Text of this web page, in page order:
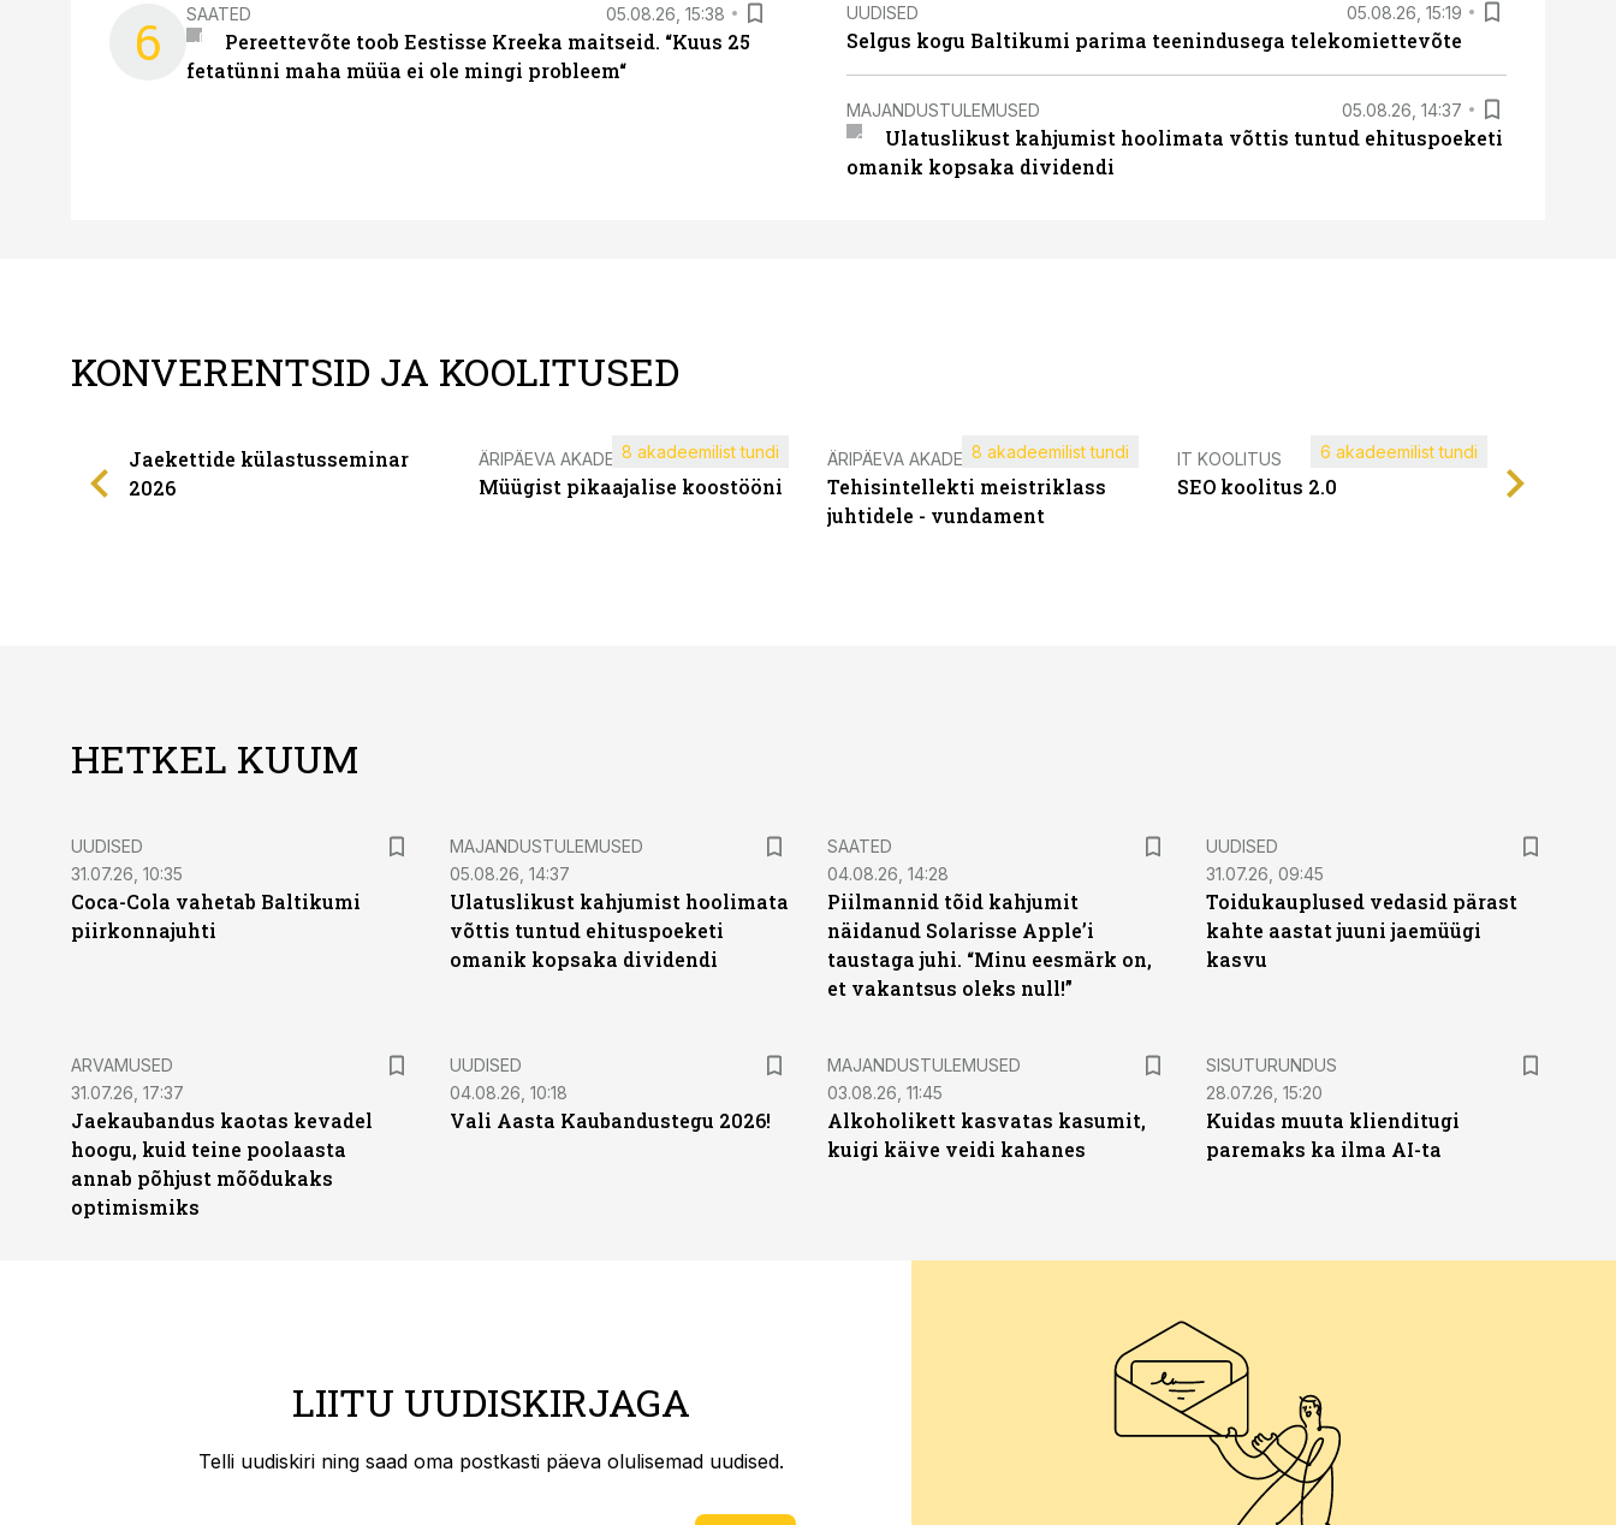
6 SAATED 05.08.26, 15:38
Pereettevõte toob Eestisse Kreeka maitseid. “Kuus 25
fetatünni maha müüa ei ole mingi probleem“
UUDISED 05.08.26, 15:19
Selgus kogu Baltikumi parima teenindusega telekomiettevõte
MAJANDUSTULEMUSED 05.08.26, 14:37
Ulatuslikust kahjumist hoolimata võttis tuntud ehituspoeketi
omanik kopsaka dividendi
KONVERENTSID JA KOOLITUSED
Jaekettide külastusseminar
2026
ÄRIPÄEVA AKADEEMIA
Müügist pikaajalise koostööni
8 akadeemilist tundi ÄRIPÄEVA AKADEEMIA
Tehisintellekti meistriklass
juhtidele - vundament
8 akadeemilist tundi IT KOOLITUS
SEO koolitus 2.0
6 akadeemilist tundi
HETKEL KUUM
UUDISED
31.07.26, 10:35
Coca-Cola vahetab Baltikumi
piirkonnajuhti
MAJANDUSTULEMUSED
05.08.26, 14:37
Ulatuslikust kahjumist hoolimata
võttis tuntud ehituspoeketi
omanik kopsaka dividendi
SAATED
04.08.26, 14:28
Piilmannid tõid kahjumit
näidanud Solarisse Apple’i
taustaga juhi. “Minu eesmärk on,
et vakantsus oleks null!”
UUDISED
31.07.26, 09:45
Toidukauplused vedasid pärast
kahte aastat juuni jaemüügi
kasvu
ARVAMUSED
31.07.26, 17:37
Jaekaubandus kaotas kevadel
hoogu, kuid teine poolaasta
annab põhjust mõõdukaks
optimismiks
UUDISED
04.08.26, 10:18
Vali Aasta Kaubandustegu 2026!
MAJANDUSTULEMUSED
03.08.26, 11:45
Alkoholikett kasvatas kasumit,
kuigi käive veidi kahanes
ST
SISUTURUNDUS
28.07.26, 15:20
Kuidas muuta klienditugi
paremaks ka ilma AI-ta
LIITU UUDISKIRJAGA
Telli uudiskiri ning saad oma postkasti päeva olulisemad uudised.